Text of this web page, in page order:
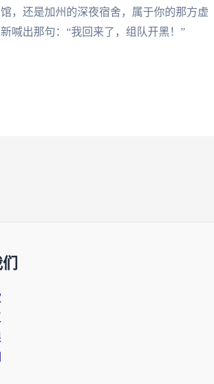
，还是加州的深夜宿舍，属于你的那方虚
喊出那句：“我回来了，组队开黑！”